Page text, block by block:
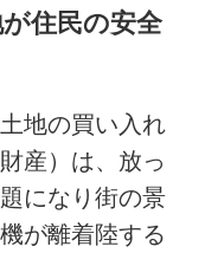
住民の安全
地の買い入れ
産）は、放っ
になり街の景
が離着陸する